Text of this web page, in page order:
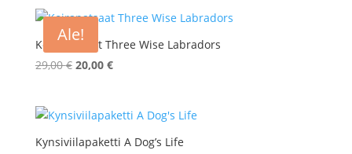
Ale!
Koirapatsaat Three Wise Labradors
29,00€ Alkuperäinen
29,00 €.
20,00 €Nykyinen
20,00 €.
Kynsiviilapaketti A Dog’s Life